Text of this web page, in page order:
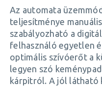
Az automata
teljesítménye
szabályozható a
felhasználó egyetlen
optimális szívóerőt a
legyen szó
kárpitról. A jól látható